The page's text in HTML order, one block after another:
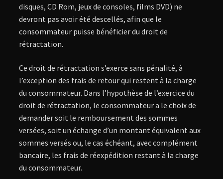
disques, CD Rom, jeux de consoles, films DVD) ne
devront pas avoir été descellés, afin que le
consommateur puisse bénéficier du droit de
rétractation.
Ce droit de rétractation s’exerce sans pénalité, à
l’exception des frais de retour qui restent à la charge
du consommateur. Dans l’hypothèse de l’exercice du
droit de rétractation, le consommateur a le choix de
demander soit le remboursement des sommes
versées, soit un échange d’un montant équivalent aux
sommes versés ou, le cas échéant, avec complément
bancaire, les frais de réexpédition restant à la charge
du consommateur.